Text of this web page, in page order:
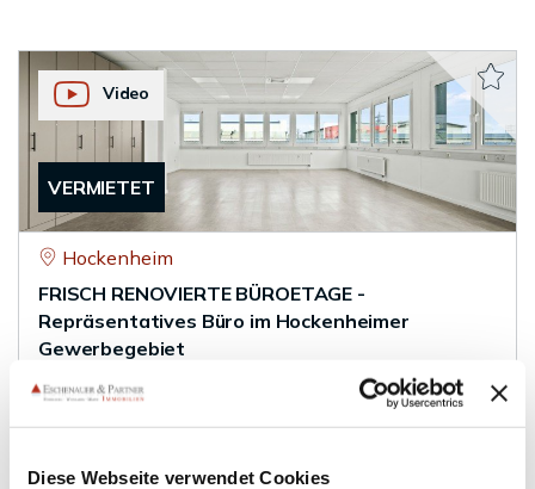
Diese Webseite verwendet Cookies
VERMIETET
Video
Hockenheim
FRISCH RENOVIERTE BÜROETAGE -
Repräsentatives Büro im Hockenheimer
Gewerbegebiet
Bürofläche